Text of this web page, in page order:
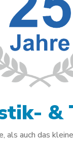
&
auch das